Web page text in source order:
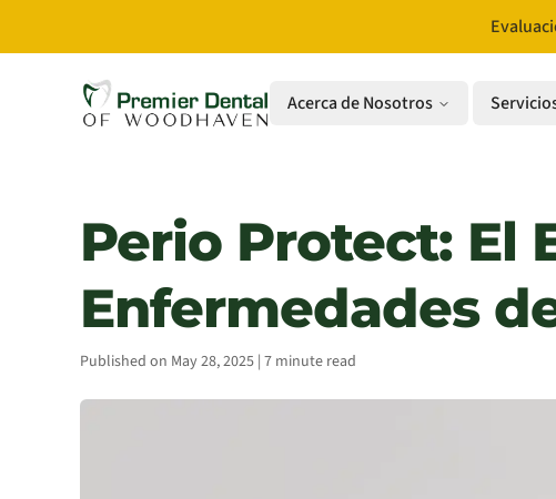
Acerca de Nosotros
Perio Protect: El
Enfermedades
Published on May 28, 2025 | 7 minute read